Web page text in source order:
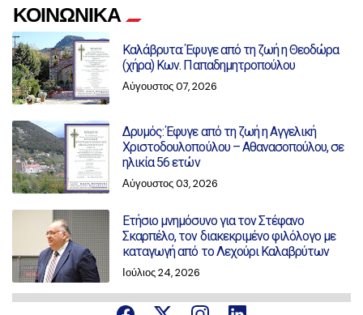
ΚΟΙΝΩΝΙΚΑ
Καλάβρυτα: Έφυγε από τη ζωή η Θεοδώρα
(χήρα) Κων. Παπαδημητροπούλου
Αύγουστος 07, 2026
Δρυμός: Έφυγε από τη ζωή η Αγγελική
Χριστοδουλοπούλου – Αθανασοπούλου, σε
ηλικία 56 ετών
Αύγουστος 03, 2026
Ετήσιο μνημόσυνο για τον Στέφανο
Σκαρπέλο, τον διακεκριμένο φιλόλογο με
καταγωγή από το Λεχούρι Καλαβρύτων
Ιούλιος 24, 2026